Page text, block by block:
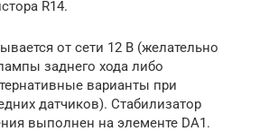
R14.
от сети 12 В (желательно
заднего хода либо
варианты при
датчиков). Стабилизатор
выполнен на элементе DA1.